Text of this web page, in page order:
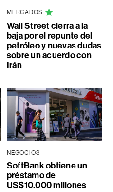
MERCADOS
Wall Street cierra a la
baja por el repunte del
petróleo y nuevas dudas
sobre un acuerdo con
Irán
NEGOCIOS
SoftBank obtiene un
préstamo de
US$10.000 millones